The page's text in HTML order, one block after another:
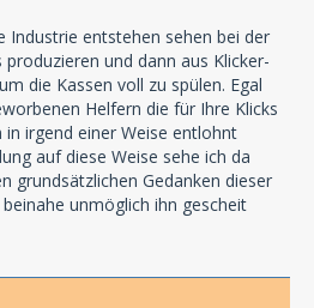
Industrie entstehen sehen bei der
und dann aus Klicker-
die Kassen voll zu spülen. Egal
Helfern die für Ihre Klicks
irgend einer Weise entlohnt
auf diese Weise sehe ich da
grundsätzlichen Gedanken dieser
unmöglich ihn gescheit